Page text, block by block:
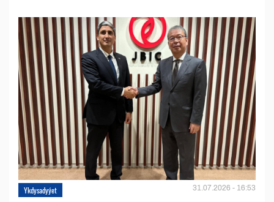
Ykdysadyýet 31.07.2026 - 16:53